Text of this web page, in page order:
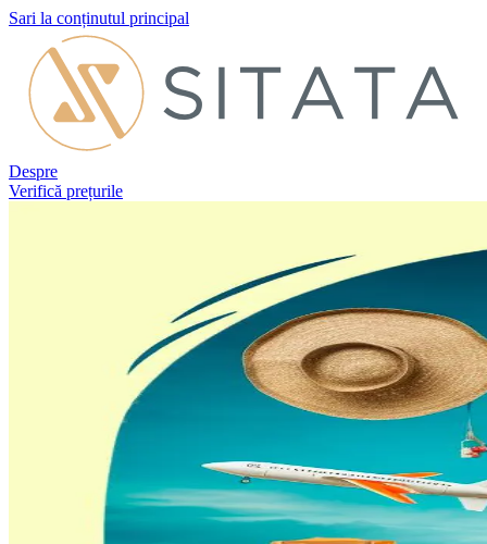
Sari la conținutul principal
Despre
Verifică prețurile